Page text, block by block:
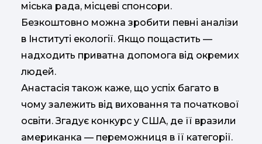
міська рада, місцеві спонсори.
Безкоштовно можна зробити певні аналізи
в Інституті екології. Якщо пощастить —
надходить приватна допомога від окремих
людей.
Анастасія також каже, що успіх багато в
чому залежить від виховання та початкової
освіти. Згадує конкурс у США, де її вразили
американка — переможниця в її категорії.